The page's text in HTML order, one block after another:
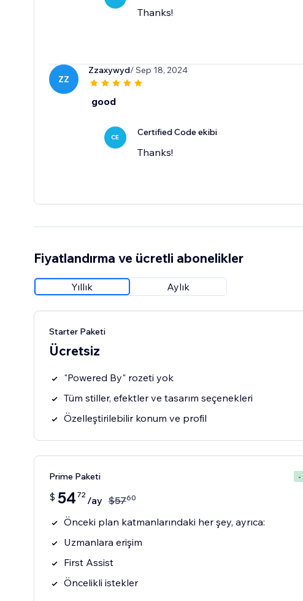
Thanks!
ZZ
Zzaxywyd/ Sep 18, 2024
good
CE Certified Code ekibi
Thanks!
Fiyatlandırma ve ücretli abonelikler
Yıllık Aylık
Starter Paketi
Ücretsiz
"Powered By" rozeti yok
Tüm stiller, efektler ve tasarım seçenekleri
Özelleştirilebilir konum ve profil
Prime Paketi -
$ 54 72 /ay $5760
Önceki plan katmanlarındaki her şey, ayrıca:
Uzmanlara erişim
First Assist
Öncelikli istekler